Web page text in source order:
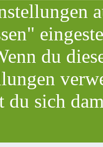
du
sich